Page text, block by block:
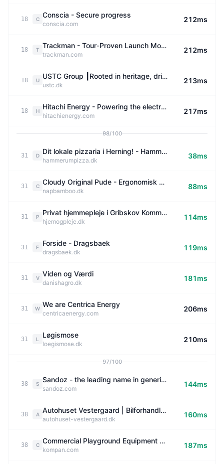
18 C Conscia - Secure progress
conscia.com
212ms
18 T Trackman - Tour-Proven Launch Monitors & Golf Simulators
trackman.com
212ms
18 U USTC Group ┃Rooted in heritage, driven by passion - USTC
ustc.dk
213ms
18 H Hitachi Energy - Powering the electricity era
hitachienergy.com
217ms
98/100
31 D Dit lokale pizzaria i Herning! - Hammerum Pizza - Kontakt os
hammerumpizza.dk
38ms
31 C Cloudy Original Pude - Ergonomisk & Kølende | Napbamboo
napbamboo.dk
88ms
31 P Privat hjemmepleje i Gribskov Kommune · Hjem & Pleje
hjemogpleje.dk
114ms
31 F Forside - Dragsbaek
dragsbaek.dk
119ms
31 V Viden og Værdi
danishagro.dk
181ms
31 W We are Centrica Energy
centricaenergy.com
206ms
31 L Løgismose
loegismose.dk
210ms
97/100
38 S Sandoz - the leading name in generic and biosimilar
sandoz.com
144ms
38 A Autohuset Vestergaard | Bilforhandler af nye biler og brugte biler
autohuset-vestergaard.dk
160ms
38 C Commercial Playground Equipment Manufacturer - KOMPAN
kompan.com
187ms